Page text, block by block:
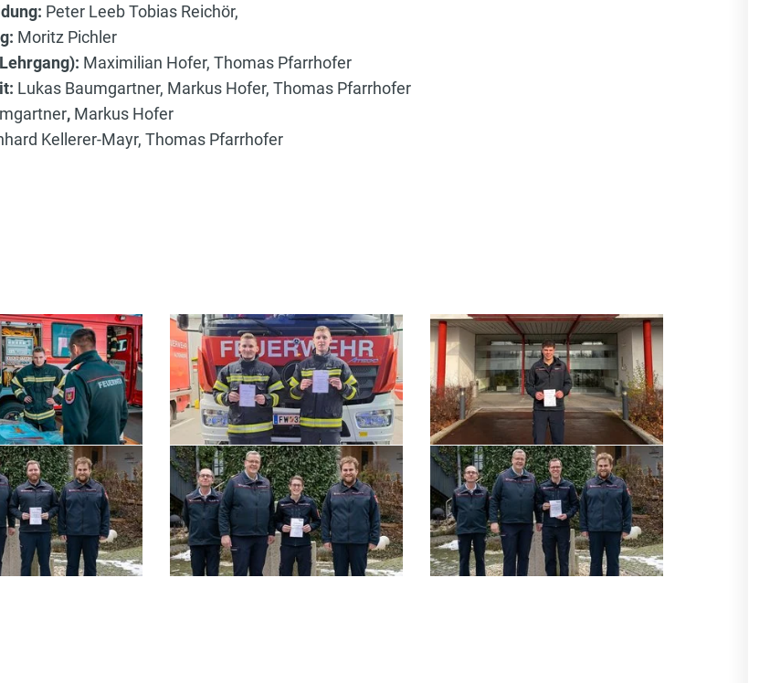
Peter LeebTobias Reichör,
Moritz Pichler
Maximilian Hofer, Thomas Pfarrhofer
Lukas Baumgartner, Markus Hofer, Thomas Pfarrhofer
, Markus Hofer
Kellerer-Mayr, Thomas Pfarrhofer